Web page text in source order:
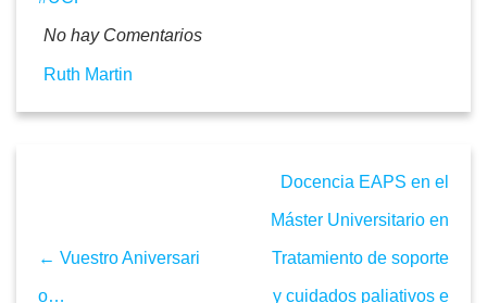
No hay Comentarios
Ruth Martin
← Vuestro Aniversari
o…
Docencia EAPS en el
Máster Universitario en
Tratamiento de soporte
y cuidados paliativos e